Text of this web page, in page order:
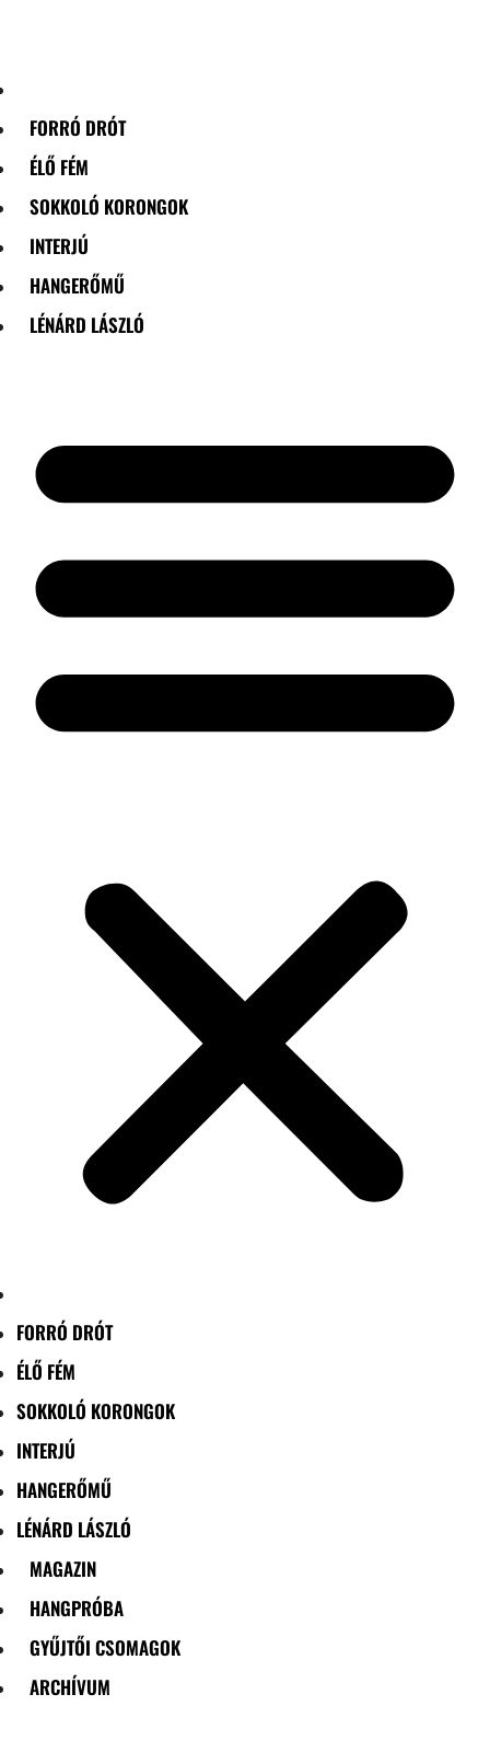
FORRÓ DRÓT
ÉLŐ FÉM
SOKKOLÓ KORONGOK
INTERJÚ
HANGERŐMŰ
LÉNÁRD LÁSZLÓ
FORRÓ DRÓT
ÉLŐ FÉM
SOKKOLÓ KORONGOK
INTERJÚ
HANGERŐMŰ
LÉNÁRD LÁSZLÓ
MAGAZIN
HANGPRÓBA
GYŰJTŐI CSOMAGOK
ARCHÍVUM